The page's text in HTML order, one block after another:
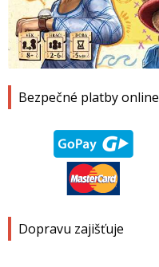
Bezpečné platby online
Dopravu zajišťuje